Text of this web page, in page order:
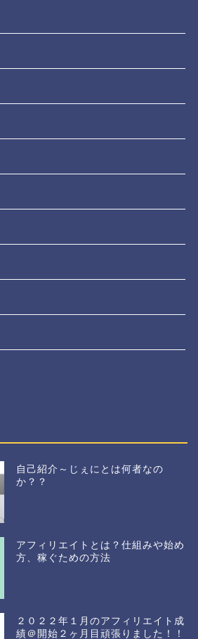
自己紹介～じぇにとは何者なの
か？？
アフィリエイトとは？仕組みや始め
方、稼ぐための方法
２０２２年１月のアフィリエイト成
績＠開始２ヶ月目頑張りました！！